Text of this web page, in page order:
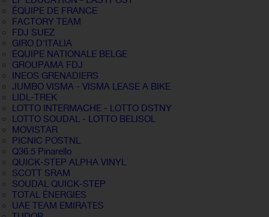
ÉQUIPE DE FRANCE
FACTORY TEAM
FDJ SUEZ
GIRO D'ITALIA
ÉQUIPE NATIONALE BELGE
GROUPAMA FDJ
INEOS GRENADIERS
JUMBO VISMA - VISMA LEASE A BIKE
LIDL-TREK
LOTTO INTERMACHE - LOTTO DSTNY
LOTTO SOUDAL - LOTTO BELISOL
MOVISTAR
PICNIC POSTNL
Q36.5 Pinarello
QUICK-STEP ALPHA VINYL
SCOTT SRAM
SOUDAL QUICK-STEP
TOTAL ÉNERGIES
UAE TEAM EMIRATES